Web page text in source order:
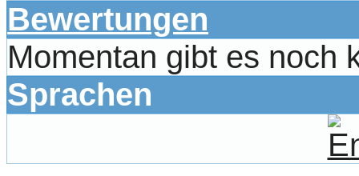
Bewertungen
Momentan gibt es noch
Sprachen